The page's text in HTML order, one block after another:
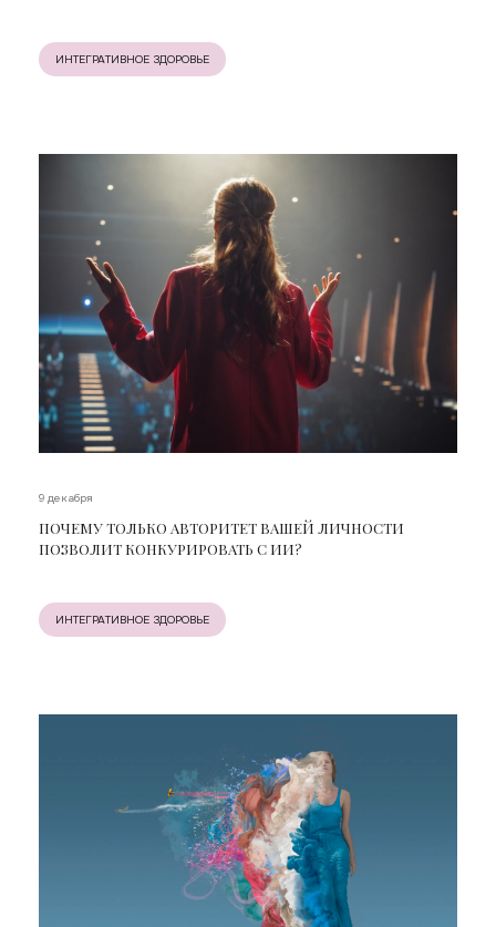
ИНТЕГРАТИВНОЕ ЗДОРОВЬЕ
9 декабря
ПОЧЕМУ ТОЛЬКО АВТОРИТЕТ ВАШЕЙ ЛИЧНОСТИ
ПОЗВОЛИТ КОНКУРИРОВАТЬ С ИИ?
ИНТЕГРАТИВНОЕ ЗДОРОВЬЕ